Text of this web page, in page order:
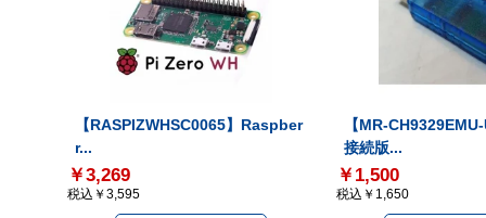
【RASPIZWHSC0065】Raspber
r...
￥3,269
税込￥3,595
【MR-
接続版...
￥1,500
税込￥1,650